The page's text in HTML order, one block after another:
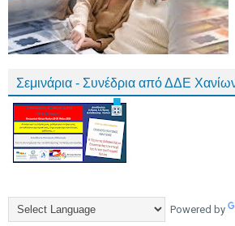
Σεμινάρια - Συνέδρια από ΔΔΕ
Powered by